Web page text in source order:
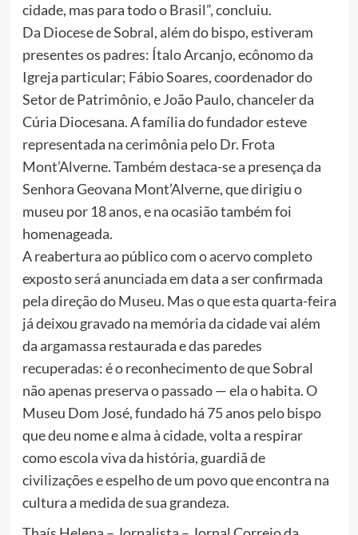
cidade, mas para todo o Brasil”, concluiu.
Da Diocese de Sobral, além do bispo, estiveram
presentes os padres: Ítalo Arcanjo, ecônomo da
Igreja particular; Fábio Soares, coordenador do
Setor de Patrimônio, e João Paulo, chanceler da
Cúria Diocesana. A família do fundador esteve
representada na cerimônia pelo Dr. Frota
Mont’Alverne. Também destaca-se a presença da
Senhora Geovana Mont’Alverne, que dirigiu o
museu por 18 anos, e na ocasião também foi
homenageada.
A reabertura ao público com o acervo completo
exposto será anunciada em data a ser confirmada
pela direção do Museu. Mas o que esta quarta-feira
já deixou gravado na memória da cidade vai além
da argamassa restaurada e das paredes
recuperadas: é o reconhecimento de que Sobral
não apenas preserva o passado — ela o habita. O
Museu Dom José, fundado há 75 anos pelo bispo
que deu nome e alma à cidade, volta a respirar
como escola viva da história, guardiã de
civilizações e espelho de um povo que encontra na
cultura a medida de sua grandeza.